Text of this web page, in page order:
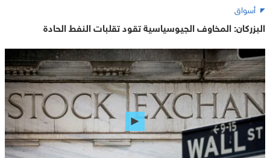
أسواق
البزركان: المخاوف الجيوسياسية تقود تقلبات النفط الحادة